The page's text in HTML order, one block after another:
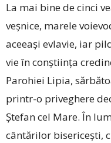
La mai bine de cinci
veșnice, marele
aceeași evlavie, iar
vie în conștiința
Parohiei Lipia,
printr-o priveghere
Ștefan cel Mare. În
cântărilor bisericești,